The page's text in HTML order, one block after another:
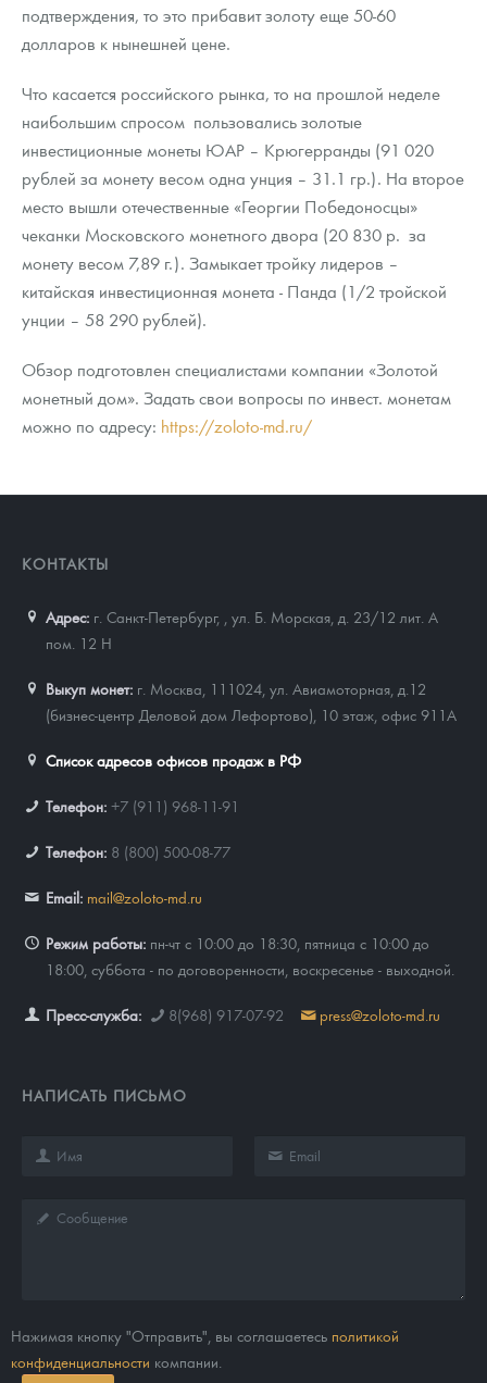
Наборы подарочных и коллекционных монет
Книги по нумизматике
подтверждения, то это прибавит золоту еще 50-60
долларов к нынешней цене.
Что касается российского рынка, то на прошлой неделе
наибольшим спросом пользовались золотые
инвестиционные монеты ЮАР – Крюгерранды (91 020
рублей за монету весом одна унция – 31.1 гр.). На второе
место вышли отечественные «Георгии Победоносцы»
чеканки Московского монетного двора (20 830 р. за
монету весом 7,89 г.). Замыкает тройку лидеров –
китайская инвестиционная монета - Панда (1/2 тройской
унции – 58 290 рублей).
Обзор подготовлен специалистами компании «Золотой
монетный дом». Задать свои вопросы по инвест. монетам
можно по адресу: https://zoloto-md.ru/
КОНТАКТЫ
Адрес: г. Санкт-Петербург,
ул. Б. Морская, д. 23/12 лит. А
пом. 12 Н
Выкуп монет: г. Москва, 111024, ул. Авиамоторная, д.12
(бизнес-центр Деловой дом Лефортово), 10 этаж, офис 911А
Список адресов офисов продаж в РФ
Телефон: +7 (911) 968-11-91
Телефон: 8 (800) 500-08-77
Email: mail@zoloto-md.ru
Режим работы: пн-чт с 10:00 до 18:30, пятница с 10:00 до
18:00, суббота - по договоренности, воскресенье - выходной.
Пресс-служба: 8(968) 917-07-92 press@zoloto-md.ru
НАПИСАТЬ ПИСЬМО
Нажимая кнопку "Отправить", вы соглашаетесь политикой
конфиденциальности компании.